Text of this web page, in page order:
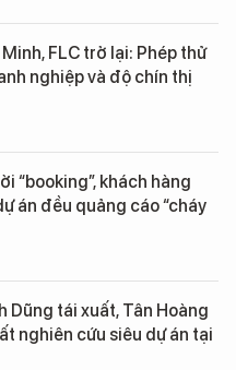
FLC trở lại: Phép thử
nghiệp và độ chín thị
“booking”, khách hàng
án đều quảng cáo “cháy
Dũng tái xuất, Tân Hoàng
nghiên cứu siêu dự án tại